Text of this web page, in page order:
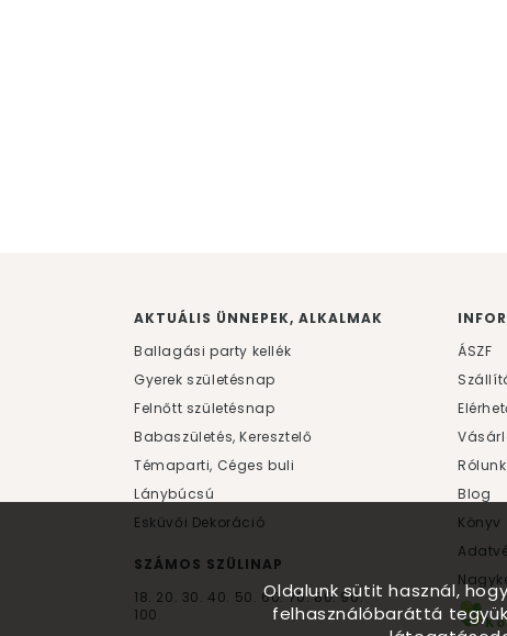
AKTUÁLIS ÜNNEPEK, ALKALMAK
Ballagási party kellék
Gyerek születésnap
Felnőtt születésnap
Babaszületés, Keresztelő
Témaparti, Céges buli
Lánybúcsú
Esküvői Dekoráció
SZÁMOS SZÜLINAP
18. 20. 30. 40. 50. 60.70.80.90.
100.
ÁSZF
Rólunk
Blog
Könyv
Oldalunk sütit használ,
felhasználóbaráttá